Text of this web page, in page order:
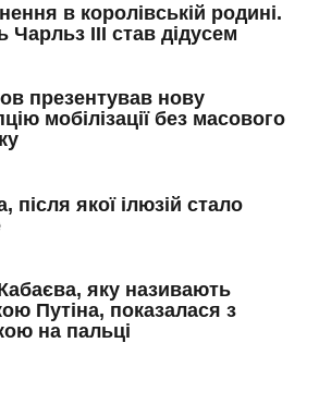
в королівській родині.
Чарльз III став дідусем
презентував нову
мобілізації без масового
після якої ілюзій стало
яку називають
Путіна, показалася з
на пальці